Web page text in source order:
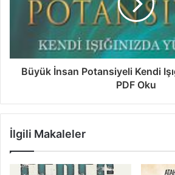
Büyük İnsan Potansiyeli Kendi
PDF Oku
İlgili Makaleler